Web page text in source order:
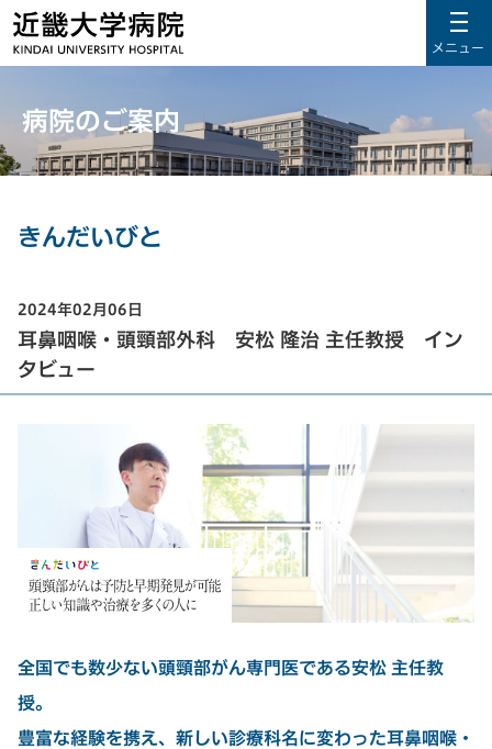
メニュー
病院のご案内
きんだいびと
2024年02月06日
耳鼻咽喉・頭頸部外科 安松 隆治 主任教授 イン
タビュー
全国でも数少ない頭頸部がん専門医である安松 主任教
授。
豊富な経験を携え、新しい診療科名に変わった耳鼻咽喉・